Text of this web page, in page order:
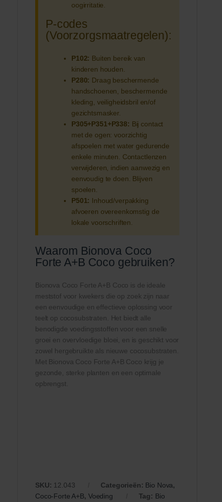
oogirritatie.
P-codes
(Voorzorgsmaatregelen):
P102: Buiten bereik van
kinderen houden.
P280: Draag beschermende
handschoenen, beschermende
kleding, veiligheidsbril en/of
gezichtsmasker.
P305+P351+P338: Bij contact
met de ogen: voorzichtig
afspoelen met water gedurende
enkele minuten. Contactlenzen
verwijderen, indien aanwezig en
eenvoudig te doen. Blijven
spoelen.
P501: Inhoud/verpakking
afvoeren overeenkomstig de
lokale voorschriften.
Waarom Bionova Coco
Forte A+B Coco gebruiken?
Bionova Coco Forte A+B Coco is de ideale
meststof voor kwekers die op zoek zijn naar
een eenvoudige en effectieve oplossing voor
teelt op cocosubstraten. Het biedt alle
benodigde voedingsstoffen voor een snelle
groei en overvloedige bloei, en is geschikt voor
zowel hergebruikte als nieuwe cocosubstraten.
Met Bionova Coco Forte A+B Coco krijg je
gezonde, sterke planten en een optimale
opbrengst.
SKU: 12.043 Categorieën: Bio Nova,
Coco-Forte A+B, Voeding Tag: Bio